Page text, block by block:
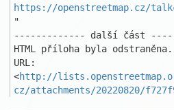
https://openstreetmap.cz/
"
------------- další část
HTML příloha byla
URL:
<http://
cz/attachments/20220820/